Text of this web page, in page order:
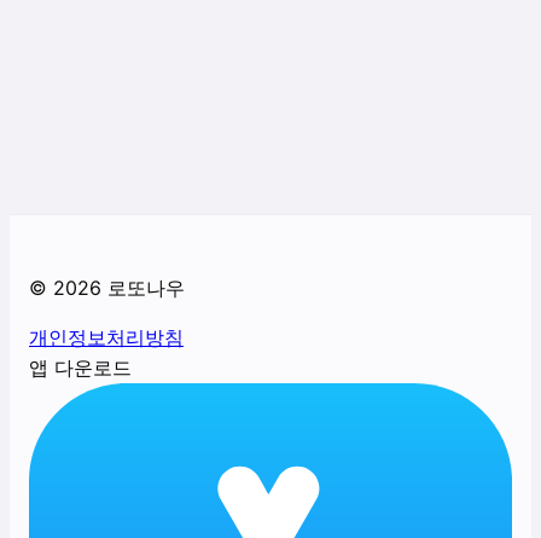
© 2026 로또나우
개인정보처리방침
앱 다운로드